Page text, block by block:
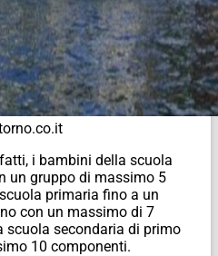
i bambini della scuola
un gruppo di massimo 5
primaria fino a un
con un massimo di 7
scuola secondaria di primo
10 componenti.